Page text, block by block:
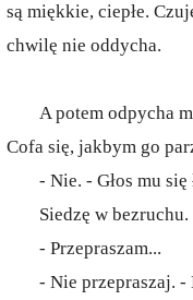
są miękkie, ciepłe.
chwilę nie oddycha.
A potem odpycha
Cofa się, jakbym go
- Nie. - Głos mu
Siedzę w
- Przepraszam...
- Nie przepraszaj. -